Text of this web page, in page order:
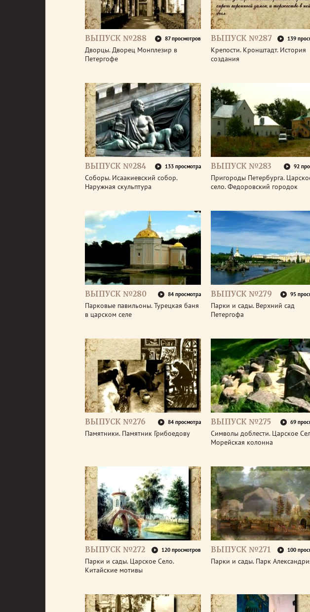
ВЫПУСК №288 87 просмотров
Дворцы. Дворец Монплезир в
Петергофе
ВЫПУСК №287 139
Крепости. Кронштадт. История
создания
ВЫПУСК №284 133 просмотра
Соборы. Исаакиевский собор.
Наружная скульптура
ВЫПУСК №283 92
Пригороды Петербурга.
село. Федоровский городок
ВЫПУСК №280 84 просмотра
Парковые павильоны. Турецкая баня
в царском селе
ВЫПУСК №279 95
Парки и сады. Верхний сад
Петергофа
ВЫПУСК №276 84 просмотра
Памятники. Памятник Грибоедову
ВЫПУСК №275 69
Символы доблести. Царское
Морейская колонна
ВЫПУСК №272 120 просмотров
Парки и сады. Царское Село.
Китайские мотивы
ВЫПУСК №271 100
Парки и сады. Парк